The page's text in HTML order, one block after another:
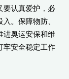
要认真爱护，必
。保障物防、
进奥运安保和维
牢安全稳定工作